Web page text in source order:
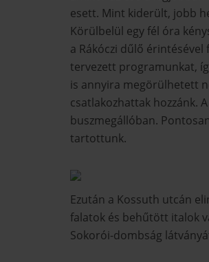
esett. Mint kiderült, jobb
Körülbelül egy fél óra
a Rákóczi dűlő
tervezett programunkat,
is annyira megörülhetett
csatlakozhattak hozzánk.
buszmegállóban.
tartottunk.
Ezután a Kossuth utcán
falatok és behűtött italok
Sokorói-dombság